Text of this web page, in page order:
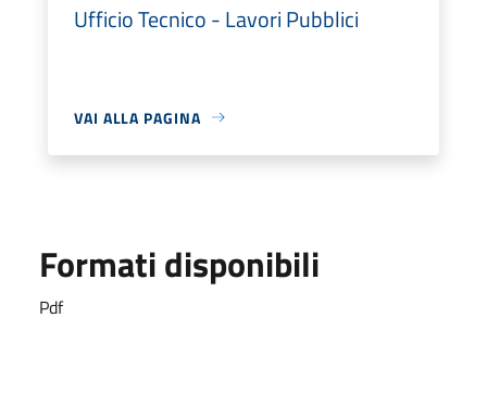
Ufficio Tecnico - Lavori Pubblici
VAI ALLA PAGINA
Formati disponibili
Pdf